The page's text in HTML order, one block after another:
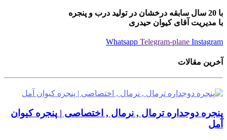
با 20 سال سابقه درخشان در تولید درب و پنجره
با مدیریت آقای کیوان حیدری
Whatsapp Telegram-plane Instagram
آخرین مقالات
پنجره دوجداره ترمال , نرمال , اختصاصی | پنجره کیوان
آمل